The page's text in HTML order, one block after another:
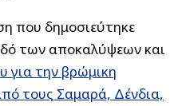
που δημοσιεύτηκε
των αποκαλύψεων και
για την βρώμικη
τους Σαμαρά, Δένδια,